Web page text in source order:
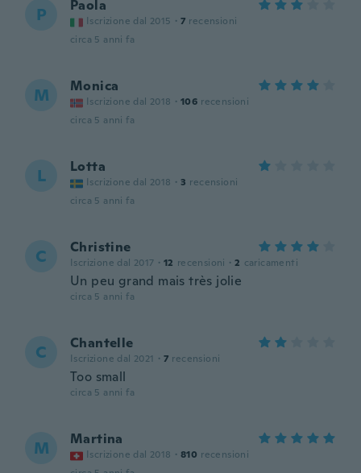
P Paola
Iscrizione dal 2015 · 7 recensioni
circa 5 anni fa
M Monica
Iscrizione dal 2018 · 106 recensioni
circa 5 anni fa
L Lotta
Iscrizione dal 2018 · 3 recensioni
circa 5 anni fa
C Christine
Iscrizione dal 2017 · 12 recensioni · 2 caricamenti
Un peu grand mais très jolie
circa 5 anni fa
C Chantelle
Iscrizione dal 2021 · 7 recensioni
Too small
circa 5 anni fa
M Martina
Iscrizione dal 2018 · 810 recensioni